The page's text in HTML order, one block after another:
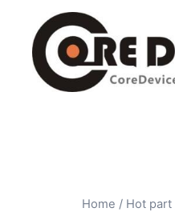
Home / Hot part